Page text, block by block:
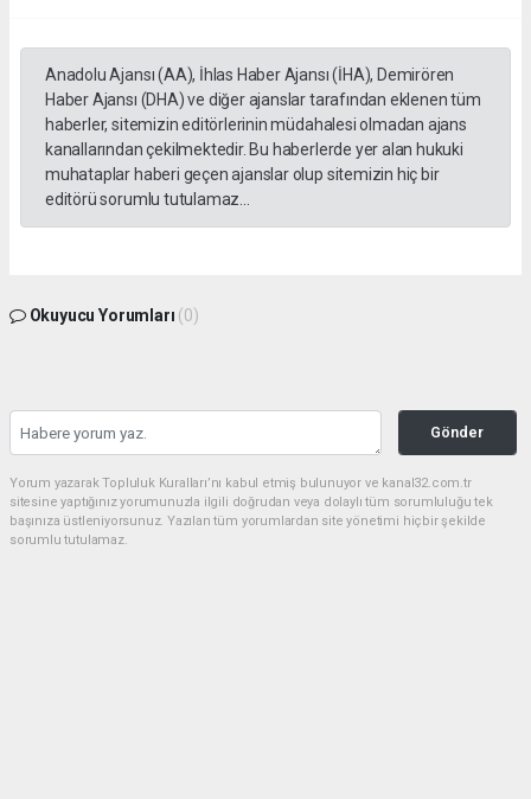
Anadolu Ajansı (AA), İhlas Haber Ajansı (İHA), Demirören
Haber Ajansı (DHA) ve diğer ajanslar tarafından eklenen tüm
haberler, sitemizin editörlerinin müdahalesi olmadan ajans
kanallarından çekilmektedir. Bu haberlerde yer alan hukuki
muhataplar haberi geçen ajanslar olup sitemizin hiç bir
editörü sorumlu tutulamaz...
Okuyucu Yorumları (0)
Gönder
Yorum yazarak Topluluk Kuralları’nı kabul etmiş bulunuyor ve kanal32.com.tr
sitesine yaptığınız yorumunuzla ilgili doğrudan veya dolaylı tüm sorumluluğu tek
başınıza üstleniyorsunuz. Yazılan tüm yorumlardan site yönetimi hiçbir şekilde
sorumlu tutulamaz.